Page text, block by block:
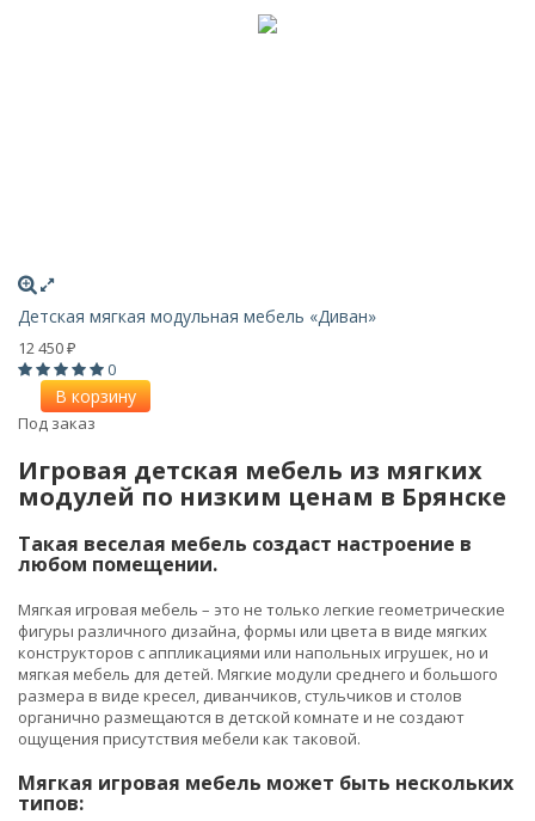
Детская мягкая модульная мебель «Диван»
12 450 ₽
0
В корзину
Под заказ
Игровая детская мебель из мягких
модулей по низким ценам в Брянске
Такая веселая мебель создаст настроение в
любом помещении.
Мягкая игровая мебель – это не только легкие геометрические
фигуры различного дизайна, формы или цвета в виде мягких
конструкторов с аппликациями или напольных игрушек, но и
мягкая мебель для детей. Мягкие модули среднего и большого
размера в виде кресел, диванчиков, стульчиков и столов
органично размещаются в детской комнате и не создают
ощущения присутствия мебели как таковой.
Мягкая игровая мебель может быть нескольких
типов: